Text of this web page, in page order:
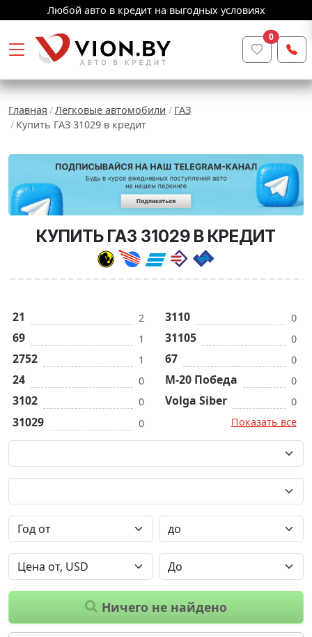
Любой авто в кредит на выгодных условиях
0
Главная Легковые автомобили
ГАЗ
Купить ГАЗ 31029 в кредит
КУПИТЬ ГАЗ 31029 В КРЕДИТ
21 2
69 1
2752 1
24 0
3102 0
31029 0
3110 0
31105 0
67 0
M-20 Победа 0
Volga Siber
0
Показать все
Ничего не найдено